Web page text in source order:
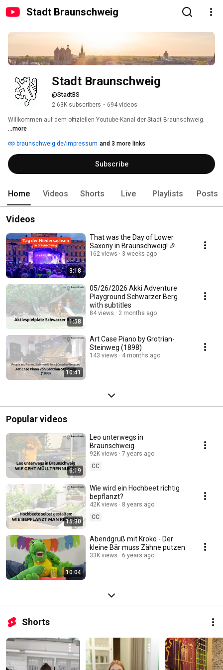
Stadt Braunschweig
Stadt Braunschweig
@StadtBS
2.63K subscribers • 694 videos
Willkommen auf dem offiziellen Youtube-Kanal der Stadt Braunschweig.
...more
braunschweig.de/impressum and 3 more links
Subscribe
Home Videos Shorts Live Playlists Posts
Videos
3:18
That was the Day of Lower
Saxony in Braunschweig! 🎉
162 views 3 weeks ago
1:58
05/26/2026 Akki Adventure
Playground Schwarzer Berg
with subtitles
84 views 2 months ago
10:41
Art Case Piano by Grotrian-
Steinweg (1898)
143 views 4 months ago
Popular videos
6:19
Leo unterwegs in
Braunschweig
92K views
7 years ago
CC
15:30
Wie wird ein Hochbeet richtig
bepflanzt?
42K views
8 years ago
CC
10:04
Abendgruß mit Kroko - Der
kleine Bär muss Zähne putzen
33K views 6 years ago
Shorts